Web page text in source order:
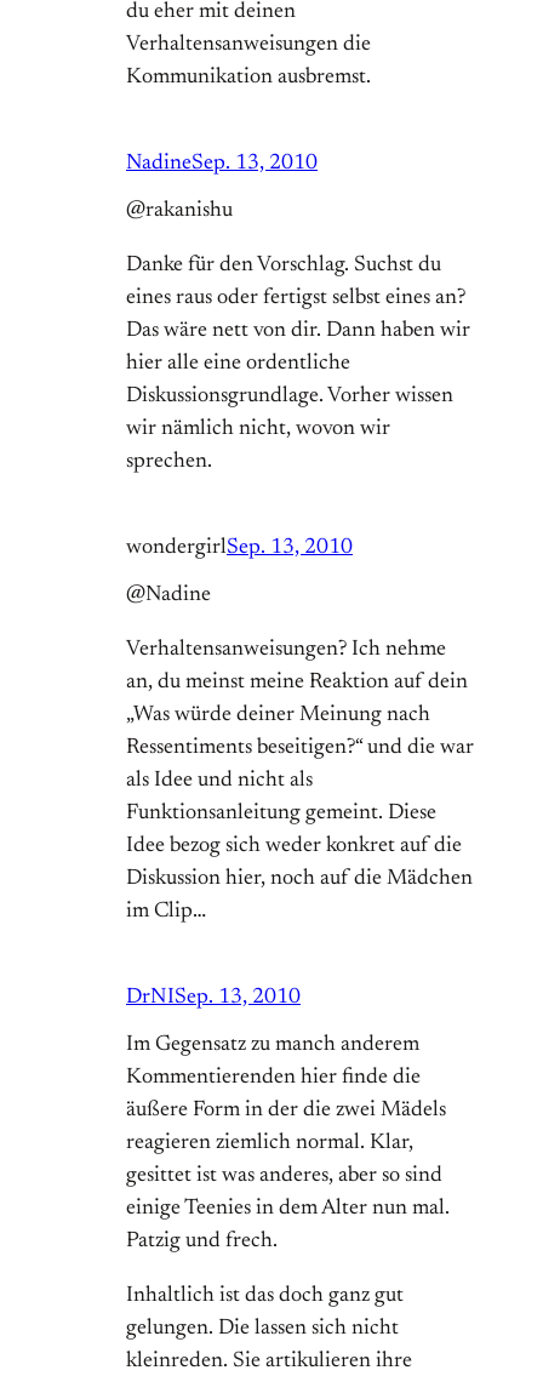
du eher mit deinen
Verhaltensanweisungen die
Kommunikation ausbremst.
NadineSep. 13, 2010
@rakanishu
Danke für den Vorschlag. Suchst du
eines raus oder fertigst selbst eines an?
Das wäre nett von dir. Dann haben wir
hier alle eine ordentliche
Diskussionsgrundlage. Vorher wissen
wir nämlich nicht, wovon wir
sprechen.
wondergirlSep. 13, 2010
@Nadine
Verhaltensanweisungen? Ich nehme
an, du meinst meine Reaktion auf dein
„Was würde deiner Meinung nach
Ressentiments beseitigen?“ und die war
als Idee und nicht als
Funktionsanleitung gemeint. Diese
Idee bezog sich weder konkret auf die
Diskussion hier, noch auf die Mädchen
im Clip…
DrNISep. 13, 2010
Im Gegensatz zu manch anderem
Kommentierenden hier finde die
äußere Form in der die zwei Mädels
reagieren ziemlich normal. Klar,
gesittet ist was anderes, aber so sind
einige Teenies in dem Alter nun mal.
Patzig und frech.
Inhaltlich ist das doch ganz gut
gelungen. Die lassen sich nicht
kleinreden. Sie artikulieren ihre